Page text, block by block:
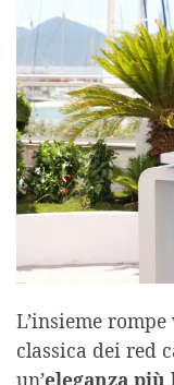
L’insieme
classica dei red